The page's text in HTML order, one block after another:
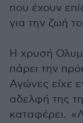
που έχουν
για την ζωή
Η χρυσή
πάρει την
Αγώνες είχε
αδελφή της
καταφέρει.